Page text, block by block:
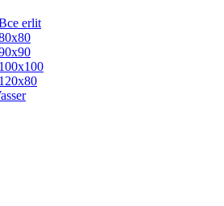
erlit
100x100
120x80